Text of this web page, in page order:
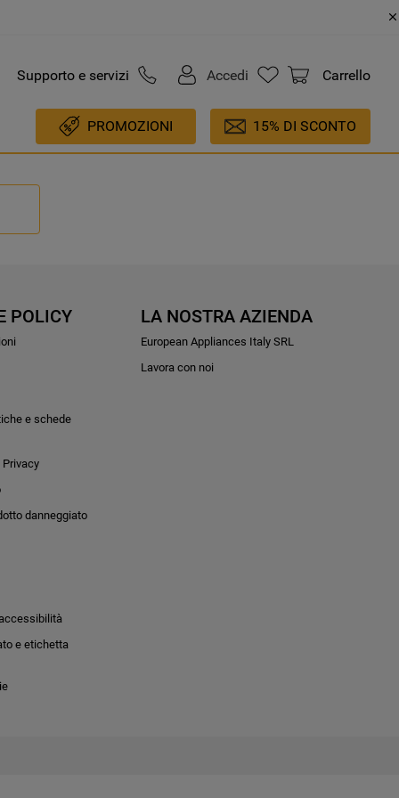
Supporto e servizi Accedi Carrello
PROMOZIONI 15% DI SCONTO
POLICY
e schede
danneggiato
e etichetta
LA NOSTRA AZIENDA
European Appliances Italy SRL
Lavora con noi